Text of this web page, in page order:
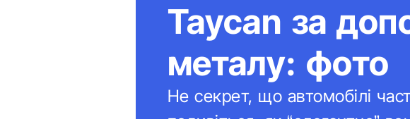
Taycan за
металу: фото
Не секрет, що автомобілі